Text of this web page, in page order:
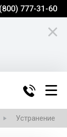
777-31-60
Устранение